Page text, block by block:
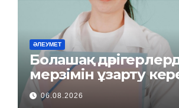
ӘЛЕУМЕТ
Болашақ
мерзімін ұзарту
06.08.2026